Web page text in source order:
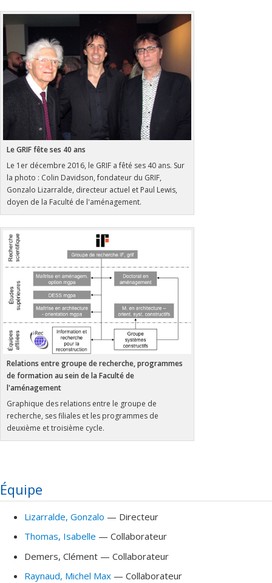
Le GRIF fête ses 40 ans
Le 1er décembre 2016, le GRIF a fêté ses 40 ans. Sur
la photo : Colin Davidson, fondateur du GRIF,
Gonzalo Lizarralde, directeur actuel et Paul Lewis,
doyen de la Faculté de l'aménagement.
Relations entre groupe de recherche, programmes
de formation au sein de la Faculté de
l'aménagement
Graphique des relations entre le groupe de
recherche, ses filiales et les programmes de
deuxième et troisième cycle.
Équipe
Lizarralde, Gonzalo — Directeur
Thomas, Isabelle — Collaborateur
Demers, Clément — Collaborateur
Raynaud, Michel Max — Collaborateur